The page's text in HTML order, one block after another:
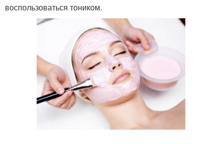
воспользоваться тоником.